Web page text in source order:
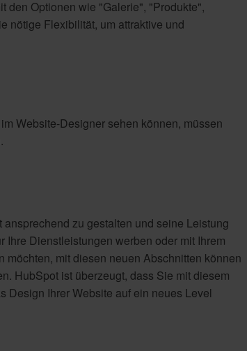
den Optionen wie "Galerie", "Produkte",
nötige Flexibilität, um attraktive und
Website-Designer sehen können, müssen
zu gestalten und seine Leistung
Dienstleistungen werben oder mit Ihrem
mit diesen neuen Abschnitten können
HubSpot ist überzeugt, dass Sie mit diesem
Design Ihrer Website auf ein neues Level